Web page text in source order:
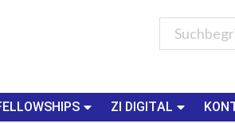
ZI DIGITAL